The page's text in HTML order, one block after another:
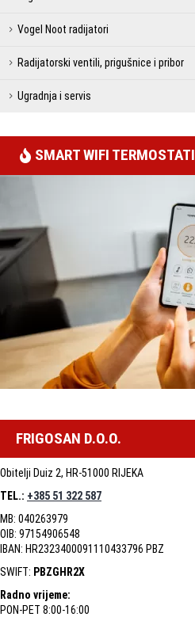
Vogel Noot radijatori
Radijatorski ventili, prigušnice i pribor
Ugradnja i servis
SMART WIFI TERMOSTATI
FRIGOSAN D.O.O.
Obitelji Duiz 2, HR-51000 RIJEKA
TEL.: +385 51 322 587
MB: 040263979
OIB: 97154906548
IBAN: HR2323400091110433796 PBZ
SWIFT: PBZGHR2X
Radno vrijeme:
PON-PET 8:00-16:00